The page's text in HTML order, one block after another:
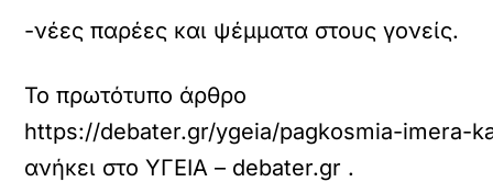
-νέες παρέες και ψέμματα στους γονείς.
Το πρωτότυπο άρθρο
https://debater.gr/ygeia/pagkosmia-imera-
ανήκει στοΥΓΕΙΑ – debater.gr .